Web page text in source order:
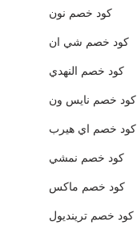
كود خصم نون
كود خصم شي ان
كود خصم النهدي
كود خصم نايس ون
كود خصم اي هيرب
كود خصم نمشي
كود خصم ماكس
كود خصم ترينديول